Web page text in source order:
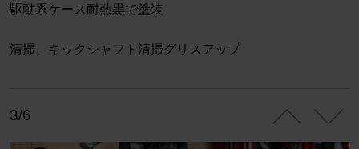
駆動系ケース耐熱黒で塗装
清掃、キックシャフト清掃グリスアップ
3/6